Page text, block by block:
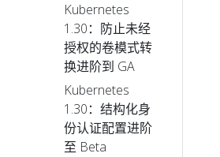
Kubernetes
1.30：防止未经
授权的卷模式转
换进阶到 GA
Kubernetes
1.30：结构化身
份认证配置进阶
至 Beta